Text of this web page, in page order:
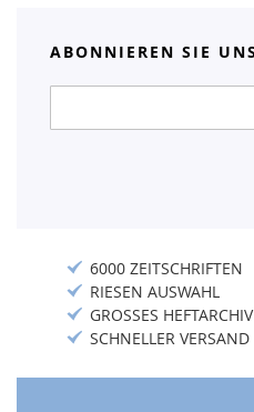
ABONNIEREN SIE
Newsletter:
6000 ZEITSCHRIFTEN
RIESEN AUSWAHL
GROSSES HEFTARCHIV
SCHNELLER VERSAND